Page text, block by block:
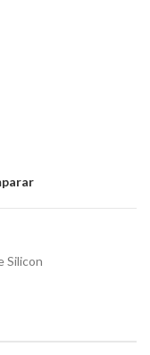
Silicon